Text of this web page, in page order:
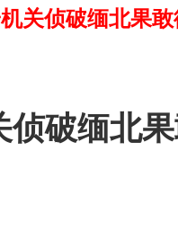
关侦破缅北果
缅北果